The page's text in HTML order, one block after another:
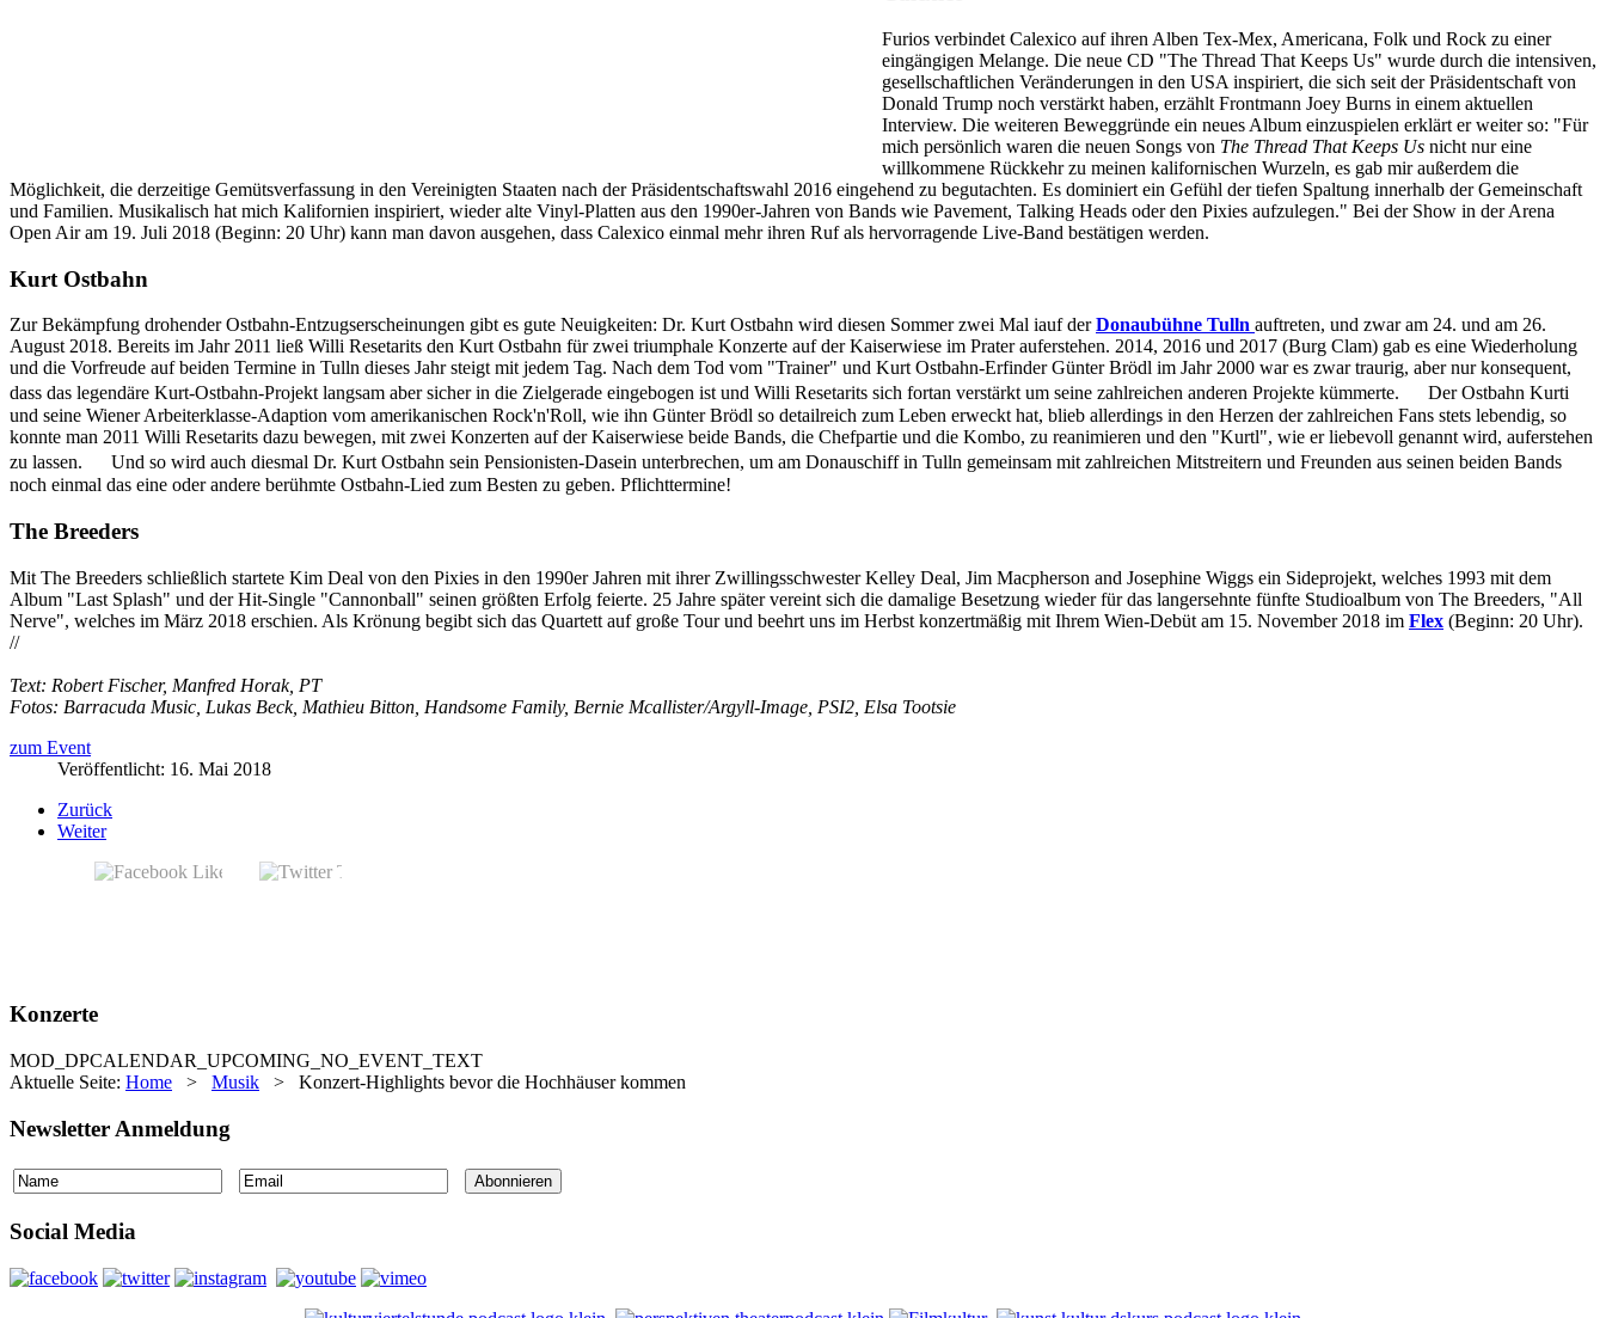
Furios verbindet Calexico auf ihren Alben Tex-Mex, Americana, Folk und Rock zu einer
eingängigen Melange. Die neue CD "The Thread That Keeps Us" wurde durch die intensiven,
gesellschaftlichen Veränderungen in den USA inspiriert, die sich seit der Präsidentschaft von
Donald Trump noch verstärkt haben, erzählt Frontmann Joey Burns in einem aktuellen
Interview. Die weiteren Beweggründe ein neues Album einzuspielen erklärt er weiter so: "Für
mich persönlich waren die neuen Songs von The Thread That Keeps Us nicht nur eine
willkommene Rückkehr zu meinen kalifornischen Wurzeln, es gab mir außerdem die
Möglichkeit, die derzeitige Gemütsverfassung in den Vereinigten Staaten nach der Präsidentschaftswahl 2016 eingehend zu begutachten. Es dominiert ein Gefühl der tiefen Spaltung innerhalb der Gemeinschaft
und Familien. Musikalisch hat mich Kalifornien inspiriert, wieder alte Vinyl-Platten aus den 1990er-Jahren von Bands wie Pavement, Talking Heads oder den Pixies aufzulegen." Bei der Show in der Arena
Open Air am 19. Juli 2018 (Beginn: 20 Uhr) kann man davon ausgehen, dass Calexico einmal mehr ihren Ruf als hervorragende Live-Band bestätigen werden.
Kurt Ostbahn
Zur Bekämpfung drohender Ostbahn-Entzugserscheinungen gibt es gute Neuigkeiten: Dr. Kurt Ostbahn wird diesen Sommer zwei Mal iauf derDonaubühne Tulln auftreten, und zwar am 24. und am 26.
August 2018. Bereits im Jahr 2011 ließ Willi Resetarits den Kurt Ostbahn für zwei triumphale Konzerte auf der Kaiserwiese im Prater auferstehen. 2014, 2016 und 2017 (Burg Clam) gab es eine Wiederholung
und die Vorfreude auf beiden Termine in Tulln dieses Jahr steigt mit jedem Tag. Nach dem Tod vom "Trainer" und Kurt Ostbahn-Erfinder Günter Brödl im Jahr 2000 war es zwar traurig, aber nur konsequent,
dass das legendäre Kurt-Ostbahn-Projekt langsam aber sicher in die Zielgerade eingebogen ist und Willi Resetarits sich fortan verstärkt um seine zahlreichen anderen Projekte kümmerte. Der Ostbahn Kurti
und seine Wiener Arbeiterklasse-Adaption vom amerikanischen Rock'n'Roll, wie ihn Günter Brödl so detailreich zum Leben erweckt hat, blieb allerdings in den Herzen der zahlreichen Fans stets lebendig, so
konnte man 2011 Willi Resetarits dazu bewegen, mit zwei Konzerten auf der Kaiserwiese beide Bands, die Chefpartie und die Kombo, zu reanimieren und den "Kurtl", wie er liebevoll genannt wird, auferstehen
zu lassen. Und so wird auch diesmal Dr. Kurt Ostbahn sein Pensionisten-Dasein unterbrechen, um am Donauschiff in Tulln gemeinsam mit zahlreichen Mitstreitern und Freunden aus seinen beiden Bands
noch einmal das eine oder andere berühmte Ostbahn-Lied zum Besten zu geben. Pflichttermine!
The Breeders
Mit The Breeders schließlich startete Kim Deal von den Pixies in den 1990er Jahren mit ihrer Zwillingsschwester Kelley Deal, Jim Macpherson and Josephine Wiggs ein Sideprojekt, welches 1993 mit dem
Album "Last Splash" und der Hit-Single "Cannonball" seinen größten Erfolg feierte. 25 Jahre später vereint sich die damalige Besetzung wieder für das langersehnte fünfte Studioalbum von The Breeders, "All
Nerve", welches im März 2018 erschien. Als Krönung begibt sich das Quartett auf große Tour und beehrt uns im Herbst konzertmäßig mit Ihrem Wien-Debüt am 15. November 2018 im Flex (Beginn: 20 Uhr).
//
Text: Robert Fischer, Manfred Horak, PT
Fotos: Barracuda Music, Lukas Beck, Mathieu Bitton, Handsome Family, Bernie Mcallister/Argyll-Image, PSI2, Elsa Tootsie
zum Event
Veröffentlicht: 16. Mai 2018
Zurück
Weiter
Konzerte
MOD_DPCALENDAR_UPCOMING_NO_EVENT_TEXT
Aktuelle Seite: Home > Musik > Konzert-Highlights bevor die Hochhäuser kommen
Newsletter Anmeldung
Social Media